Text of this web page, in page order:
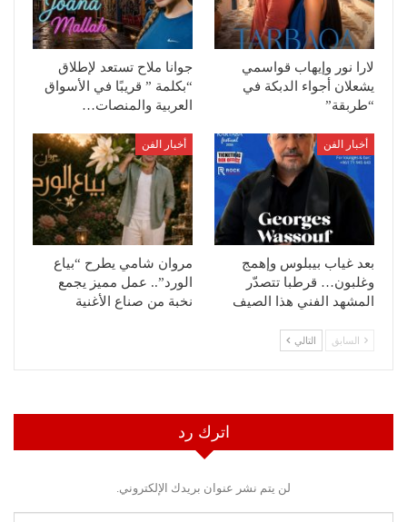
لارا نور وإيهاب قواسمي
يشعلان أجواء الدبكة في
“طربقة”
جوانا ملاح تستعد لإطلاق
“بكلمة ” قريبًا في الأسواق
العربية والمنصات…
أخبار الفن
بعد غياب بيبلوس وإهمج
وغلبون… قرطبا تتصدّر
المشهد الفني هذا الصيف
أخبار الفن
مروان شامي يطرح “بياع
الورد”.. عمل مميز يجمع
نخبة من صناع الأغنية
السابق التالي
اترك رد
لن يتم نشر عنوان بريدك الإلكتروني.